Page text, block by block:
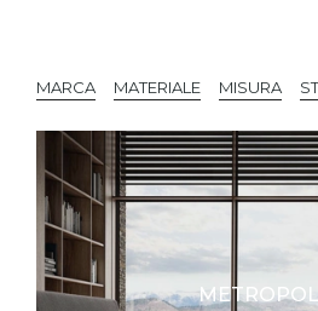
MARCA MATERIALE MISURA